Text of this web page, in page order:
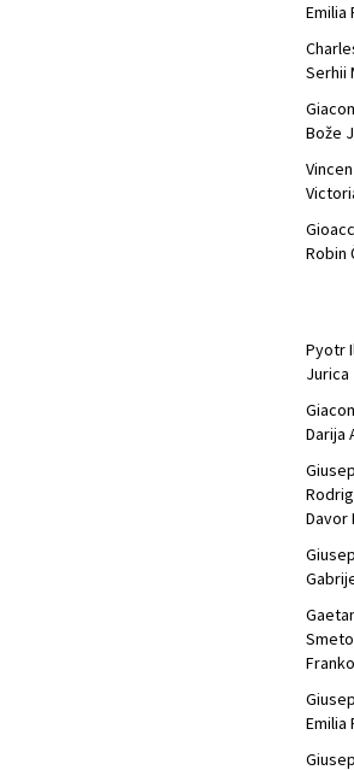
Emilia
Serhii
Bože
Robin
Pyotr
Jurica
Darija
Davor
Emilia